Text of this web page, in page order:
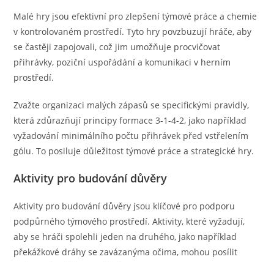
Malé hry jsou efektivní pro zlepšení týmové práce a chemie
v kontrolovaném prostředí. Tyto hry povzbuzují hráče, aby
se častěji zapojovali, což jim umožňuje procvičovat
přihrávky, poziční uspořádání a komunikaci v herním
prostředí.
Zvažte organizaci malých zápasů se specifickými pravidly,
která zdůrazňují principy formace 3-1-4-2, jako například
vyžadování minimálního počtu přihrávek před vstřelením
gólu. To posiluje důležitost týmové práce a strategické hry.
Aktivity pro budování důvěry
Aktivity pro budování důvěry jsou klíčové pro podporu
podpůrného týmového prostředí. Aktivity, které vyžadují,
aby se hráči spolehli jeden na druhého, jako například
překážkové dráhy se zavázanýma očima, mohou posílit